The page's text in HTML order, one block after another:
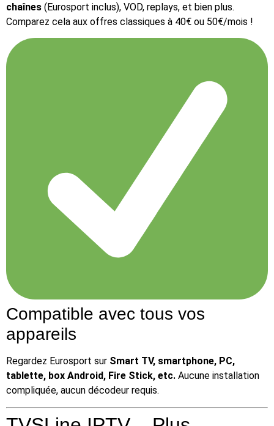
chaînes (Eurosport inclus), VOD, replays, et bien plus.
Comparez cela aux offres classiques à 40€ ou 50€/mois !
Compatible avec tous vos
appareils
Regardez Eurosport sur Smart TV, smartphone, PC,
tablette, box Android, Fire Stick, etc. Aucune installation
compliquée, aucun décodeur requis.